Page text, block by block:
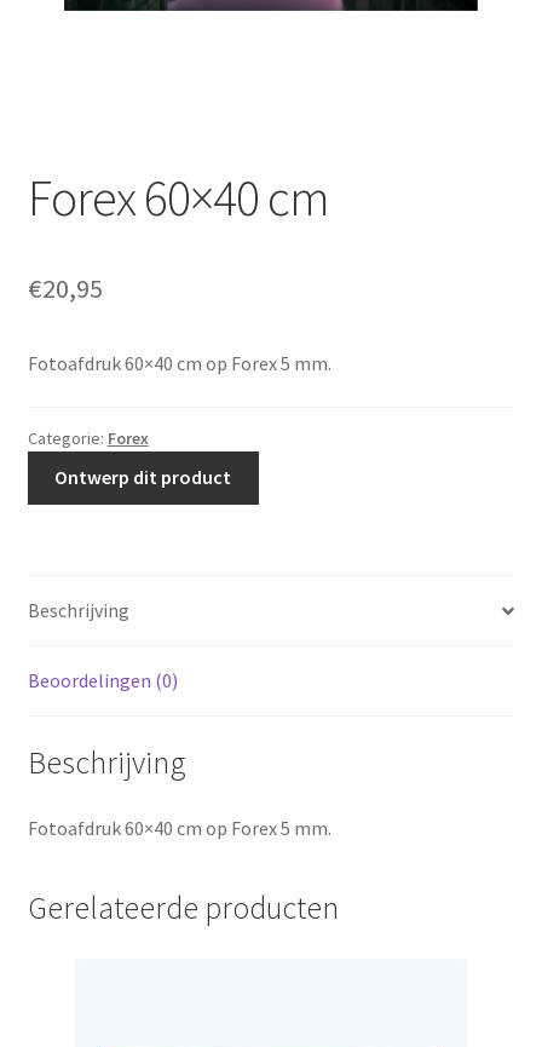
Forex 60×40 cm
€20,95
Fotoafdruk 60×40 cm op Forex 5 mm.
Categorie: Forex
Ontwerp dit product
Beschrijving
Beoordelingen (0)
Beschrijving
Fotoafdruk 60×40 cm op Forex 5 mm.
Gerelateerde producten